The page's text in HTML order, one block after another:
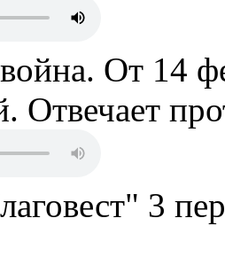
От 14
Отвечает
3